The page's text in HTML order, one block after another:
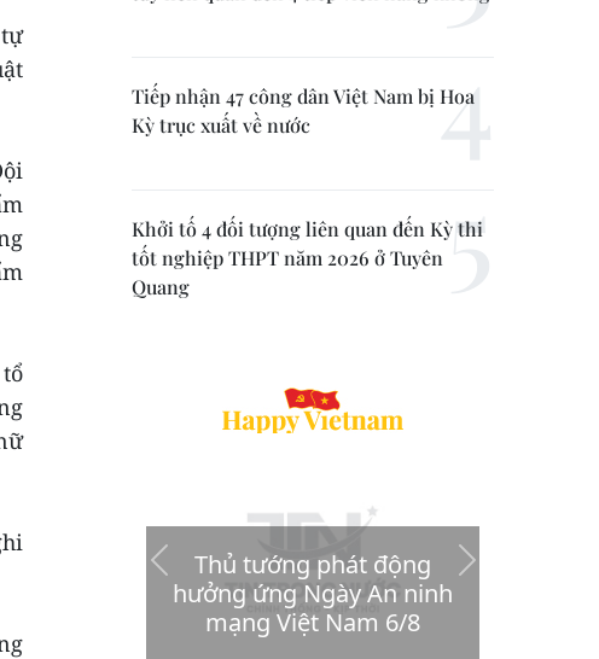
Tiếp nhận 47 công dân Việt Nam bị Hoa
Kỳ trục xuất về nước
Khởi tố 4 đối tượng liên quan đến Kỳ thi
tốt nghiệp THPT năm 2026 ở Tuyên
Quang